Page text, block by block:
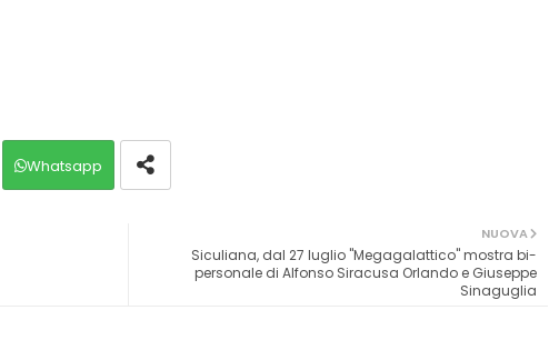
Whatsapp
NUOVA
Siculiana, dal 27 luglio "Megagalattico" mostra bi-
personale di Alfonso Siracusa Orlando e Giuseppe
Sinaguglia